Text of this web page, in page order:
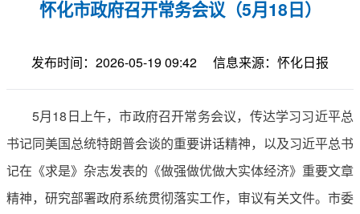
怀化市政府召开常务会议（5月18日）
发布时间：2026-05-19 09:42 信息来源：怀化日报
5月18日上午，市政府召开常务会议，传达学习习近平总
书记同美国总统特朗普会谈的重要讲话精神，以及习近平总书
记在《求是》杂志发表的《做强做优做大实体经济》重要文章
精神，研究部署政府系统贯彻落实工作，审议有关文件。市委